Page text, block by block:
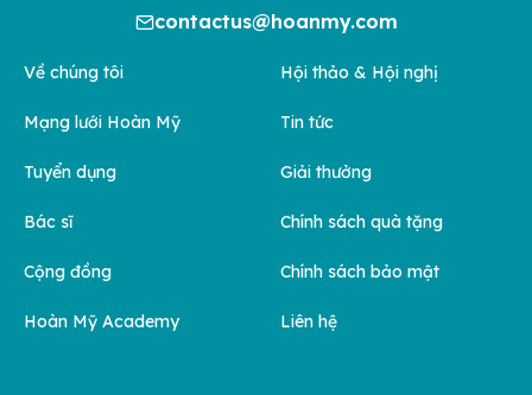
contactus@hoanmy.com
Về chúng tôi
Mạng lưới Hoàn Mỹ
Tuyển dụng
Bác sĩ
Cộng đồng
Hoàn Mỹ Academy
Hội thảo & Hội nghị
Tin tức
Giải thưởng
Chính sách quà tặng
Chính sách bảo mật
Liên hệ